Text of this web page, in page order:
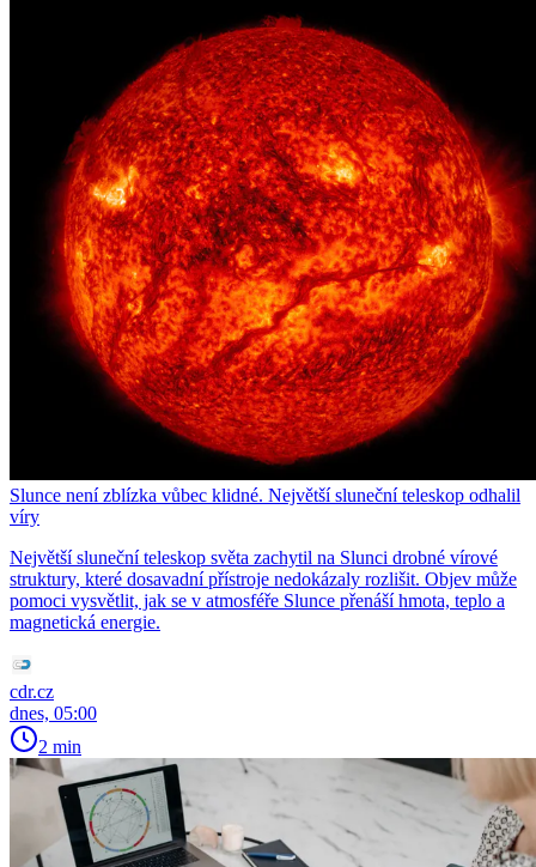
Slunce není zblízka vůbec klidné. Největší sluneční teleskop odhalil
víry
Největší sluneční teleskop světa zachytil na Slunci drobné vírové
struktury, které dosavadní přístroje nedokázaly rozlišit. Objev může
pomoci vysvětlit, jak se v atmosféře Slunce přenáší hmota, teplo a
magnetická energie.
cdr.cz
dnes, 05:00
2 min